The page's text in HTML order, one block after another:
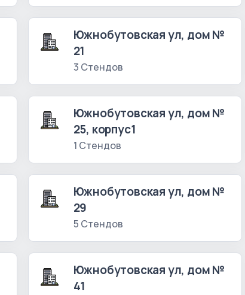
Южнобутовская ул, дом №
21
3 Стендов
Южнобутовская ул, дом №
25, корпус1
1 Стендов
Южнобутовская ул, дом №
29
5 Стендов
Южнобутовская ул, дом №
41